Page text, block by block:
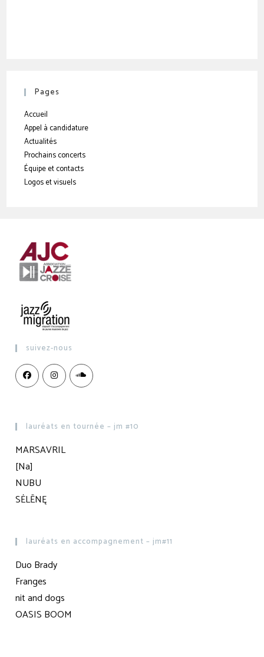
Pages
Accueil
Appel à candidature
Actualités
Prochains concerts
Équipe et contacts
Logos et visuels
suivez-nous
lauréats en tournée – jm #10
MARSAVRIL
[Na]
NUBU
SĖLĒNĘ
lauréats en accompagnement – jm#11
Duo Brady
Franges
nit and dogs
OASIS BOOM